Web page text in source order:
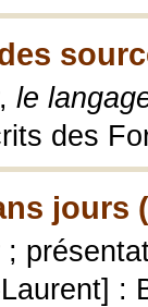
le
des
jours
;
: